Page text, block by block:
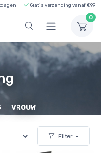
Gratis verzending vanaf €99
0
VROUW
Filter